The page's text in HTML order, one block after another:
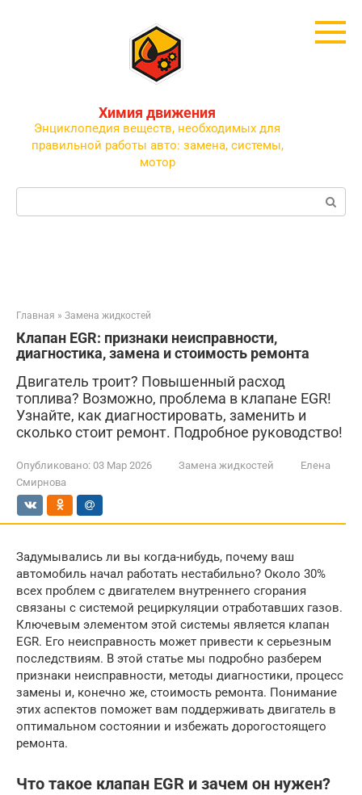
Химия движения
Энциклопедия веществ, необходимых для
правильной работы авто: замена, системы,
мотор
Поиск:
Главная » Замена жидкостей
Клапан EGR: признаки неисправности,
диагностика, замена и стоимость ремонта
Двигатель троит? Повышенный расход
топлива? Возможно, проблема в клапане EGR!
Узнайте, как диагностировать, заменить и
сколько стоит ремонт. Подробное руководство!
Опубликовано: 03 Мар 2026 Замена жидкостей
Елена
Смирнова
Задумывались ли вы когда-нибудь, почему ваш
автомобиль начал работать нестабильно? Около 30%
всех проблем с двигателем внутреннего сгорания
связаны с системой рециркуляции отработавших газов.
Ключевым элементом этой системы является клапан
EGR. Его неисправность может привести к серьезным
последствиям. В этой статье мы подробно разберем
признаки неисправности, методы диагностики, процесс
замены и, конечно же, стоимость ремонта. Понимание
этих аспектов поможет вам поддерживать двигатель в
оптимальном состоянии и избежать дорогостоящего
ремонта.
Что такое клапан EGR и зачем он нужен?